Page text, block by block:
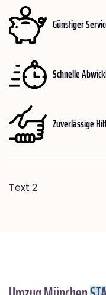
Günstiger
Schnelle
Zuverlässige
Text 2